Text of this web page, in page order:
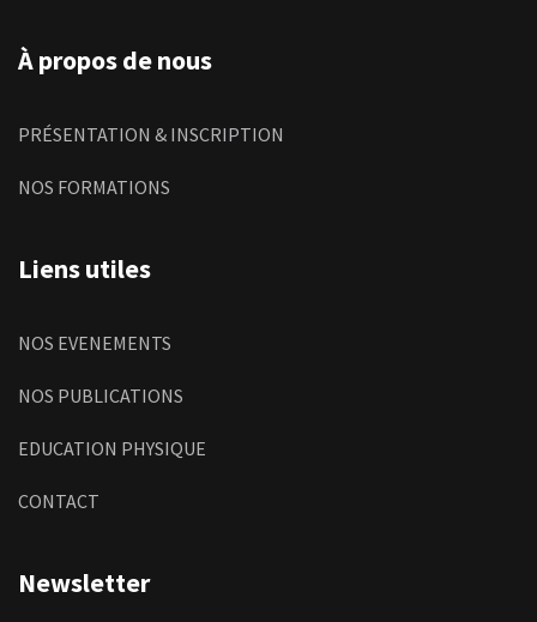
À propos de nous
PRÉSENTATION & INSCRIPTION
NOS FORMATIONS
Liens utiles
NOS EVENEMENTS
NOS PUBLICATIONS
EDUCATION PHYSIQUE
CONTACT
Newsletter